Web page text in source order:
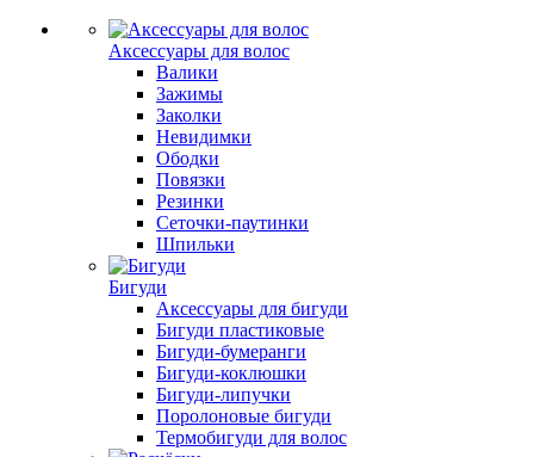
Аксессуары для волос
Валики
Зажимы
Заколки
Невидимки
Ободки
Повязки
Резинки
Сеточки-паутинки
Шпильки
Бигуди
Аксессуары для бигуди
Бигуди пластиковые
Бигуди-бумеранги
Бигуди-коклюшки
Бигуди-липучки
Поролоновые бигуди
Термобигуди для волос